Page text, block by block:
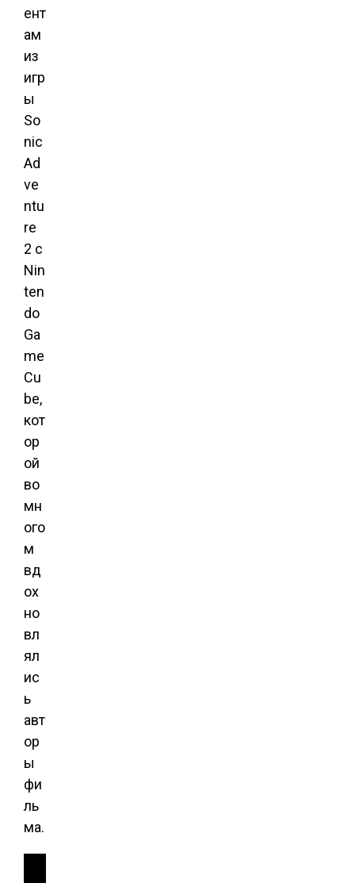
ент
ам
из
игр
ы
So
nic
Ad
ve
ntu
re
2 с
Nin
ten
do
Ga
me
Cu
be,
кот
ор
ой
во
мн
ого
м
вд
ох
но
вл
ял
ис
ь
авт
ор
ы
фи
ль
ма.